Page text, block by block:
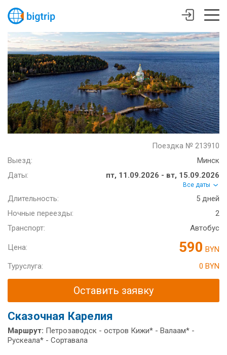
Поездка № 213910
Выезд:
Минск
Даты:
пт, 11.09.2026 - вт, 15.09.2026
Все даты
Длительность:
5 дней
Ночные переезды:
2
Транспорт:
Автобус
Цена: 590 BYN
Туруслуга:
0 BYN
Оставить заявку
Cказочная Карелия
Маршрут: Петрозаводск - остров Кижи* - Валаам* -
Рускеала* - Сортавала